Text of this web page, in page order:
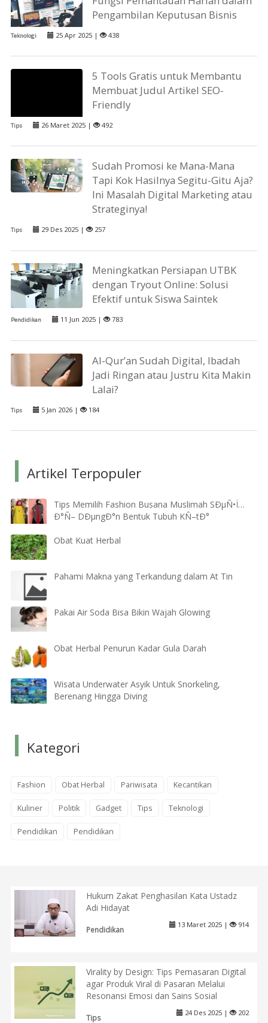
Pengambilan Keputusan Bisnis
Teknologi 25 Apr 2025 | 438
5 Tools Gratis untuk Membantu
Membuat Judul Artikel SEO-
Friendly
Tips 26 Maret 2025 | 492
Sudah Promosi ke Mana-Mana
Tapi Kok Hasilnya Segitu-Gitu Aja?
Ini Masalah Digital Marketing atau
Strateginya!
Tips 29 Des 2025 | 257
Meningkatkan Persiapan UTBK
dengan Tryout Online: Solusi
Efektif untuk Siswa Saintek
Pendidikan 11 Jun 2025 | 783
Al-Qur’an Sudah Digital, Ibadah
Jadi Ringan atau Justru Kita Makin
Lalai?
Tips 5 Jan 2026 | 184
Artikel Terpopuler
Tips Memilih Fashion Busana Muslimah SÐµÑ•Ï…
Ð°Ñ– DÐµngÐ°n Bentuk Tubuh KÑ–tÐ°
Obat Kuat Herbal
Pahami Makna yang Terkandung dalam At Tin
Pakai Air Soda Bisa Bikin Wajah Glowing
Obat Herbal Penurun Kadar Gula Darah
Wisata Underwater Asyik Untuk Snorkeling,
Berenang Hingga Diving
Kategori
Fashion Obat Herbal Pariwisata Kecantikan
Kuliner Politik Gadget Tips Teknologi
Pendidikan Pendidikan
Hukum Zakat Penghasilan Kata Ustadz
Adi Hidayat
Pendidikan
13 Maret 2025 | 914
Virality by Design: Tips Pemasaran Digital
agar Produk Viral di Pasaran Melalui
Resonansi Emosi dan Sains Sosial
Tips
24 Des 2025 | 202